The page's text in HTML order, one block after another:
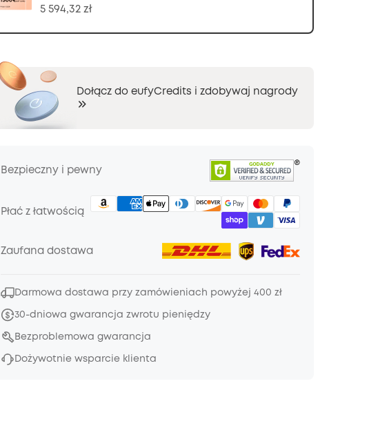
5 594,32 zł
Dołącz do eufyCredits i zdobywaj nagrody
Bezpieczny i pewny
Płać z łatwością
Zaufana dostawa
Darmowa dostawa przy zamówieniach powyżej 400 zł
30-dniowa gwarancja zwrotu pieniędzy
Bezproblemowa gwarancja
Dożywotnie wsparcie klienta